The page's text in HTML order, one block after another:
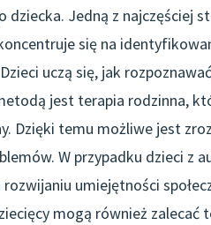
Jedną z najczęściej
się na
uczą się, jak
jest terapia rodzinna,
Dzięki temu możliwe jest
W przypadku dzieci z
umiejętności
mogą również zalecać